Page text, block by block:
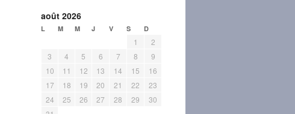
août 2026
L M M J V S D
1
2
3
4 5 6 7 8
9
10
11 12 13 14 15
16
17
18 19 20 21 22
23
24
25 26 27 28 29
30